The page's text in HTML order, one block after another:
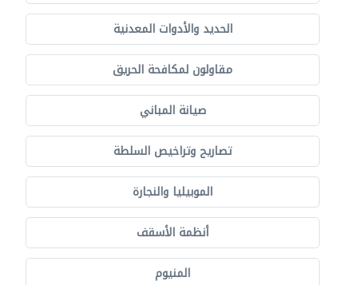
الحديد والأدوات المعدنية
مقاولون لمكافحة الحريق
صيانة المباني
تصاريح وتراخيص السلطة
الموبيليا والنجارة
أنظمة الأسقف
المنيوم